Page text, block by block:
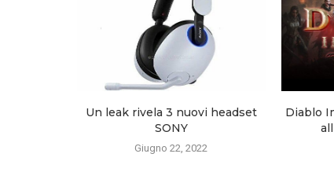
Un leak rivela 3 nuovi headset
SONY
Giugno 22, 2022
Diablo